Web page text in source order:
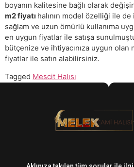
boyanın kalitesine bağlı olarak
m2 fiyatı halının model özelliği ile
sağlam ve uzun ömürlü kullanıma
en uygun fiyatlar ile satışa
bütçenize ve ihtiyacınıza uygun olan
fiyatlar ile satın alabilirsiniz.
Tagged Mescit Halısı